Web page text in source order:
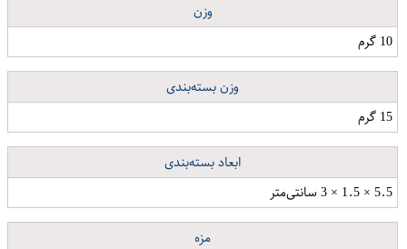
وزن
10 گرم
وزن بسته‌بندی
15 گرم
ابعاد بسته‌بندی
5.5 × 1.5 × 3 سانتی‌متر
مزه